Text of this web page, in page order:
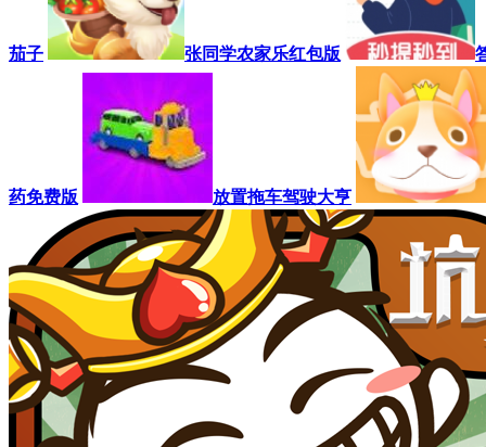
茄子 张同学农家乐红包版
药免费版 放置拖车驾驶大亨